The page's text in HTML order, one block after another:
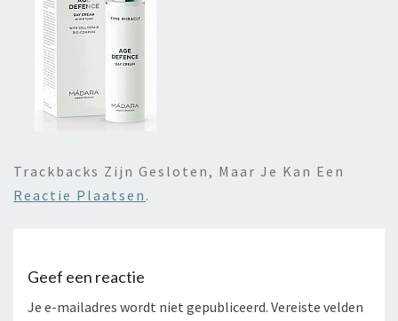
Trackbacks Zijn Gesloten, Maar Je Kan Een
Reactie Plaatsen .
Geef een reactie
Je e-mailadres wordt niet gepubliceerd. Vereiste velden